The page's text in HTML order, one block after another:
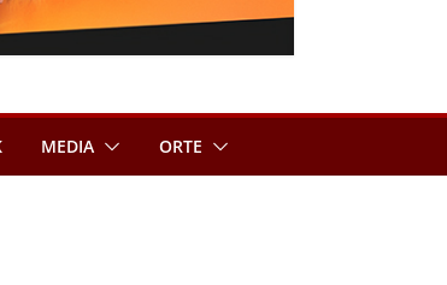
MEDIA ORTE